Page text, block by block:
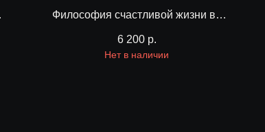
Философия счастливой жизни во
6 200 р.
Нет в наличии